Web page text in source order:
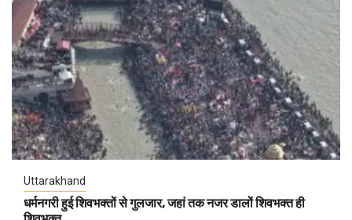
Uttarakhand
धर्मनगरी हुई शिवभक्तों से गुलजार, जहां तक नजर डालों शिवभक्त ही